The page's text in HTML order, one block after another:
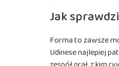
Jak
Forma to zawsze
Udinese najlepiej